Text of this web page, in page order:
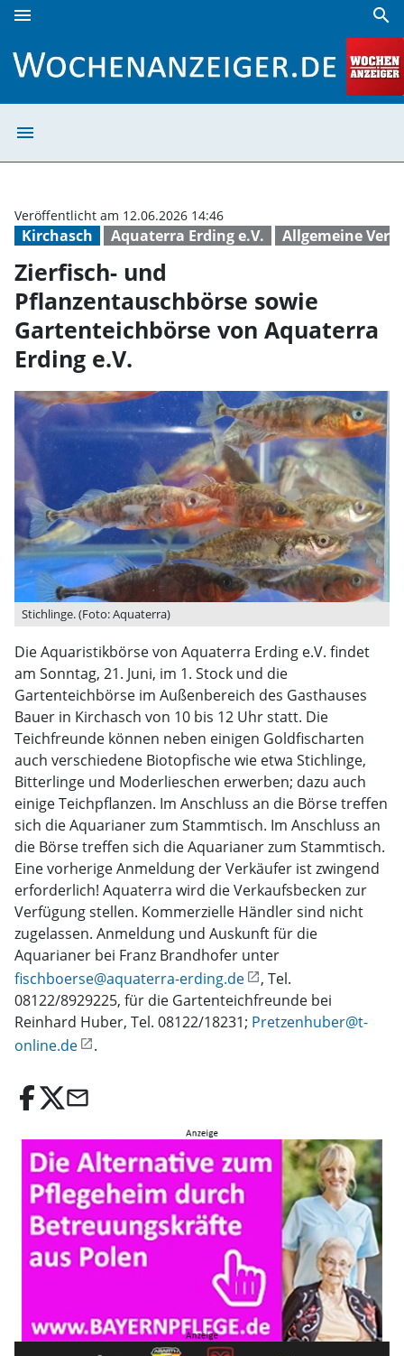
menu search
menu
Kirchasch Aquaterra Erding e.V. Allgemeine
Veröffentlicht am 12.06.2026 14:46
Zierfisch- und
Pflanzentauschbörse sowie
Gartenteichbörse von Aquaterra
Erding e.V.
Stichlinge. (Foto: Aquaterra)
Die Aquaristikbörse von Aquaterra Erding e.V. findet
am Sonntag, 21. Juni, im 1. Stock und die
Gartenteichbörse im Außenbereich des Gasthauses
Bauer in Kirchasch von 10 bis 12 Uhr statt. Die
Teichfreunde können neben einigen Goldfischarten
auch verschiedene Biotopfische wie etwa Stichlinge,
Bitterlinge und Moderlieschen erwerben; dazu auch
einige Teichpflanzen. Im Anschluss an die Börse treffen
sich die Aquarianer zum Stammtisch. Im Anschluss an
die Börse treffen sich die Aquarianer zum Stammtisch.
Eine vorherige Anmeldung der Verkäufer ist zwingend
erforderlich! Aquaterra wird die Verkaufsbecken zur
Verfügung stellen. Kommerzielle Händler sind nicht
zugelassen. Anmeldung und Auskunft für die
Aquarianer bei Franz Brandhofer unter
fischboerse@aquaterra-erding.de
, Tel.
08122/8929225, für die Gartenteichfreunde bei
Reinhard Huber, Tel. 08122/18231; Pretzenhuber@t-
online.de
.
email